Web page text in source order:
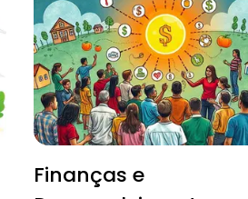
Finanças e